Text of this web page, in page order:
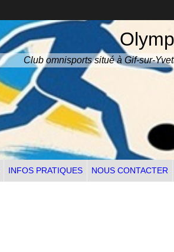
Club omnisports situé à Gif-sur-
INFOS PRATIQUES NOUS CONTACTER